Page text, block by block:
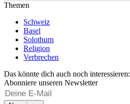
Themen
Schweiz
Basel
Solothurn
Religion
Verbrechen
Das könnte dich auch noch interessieren:
Abonniere unseren Newsletter